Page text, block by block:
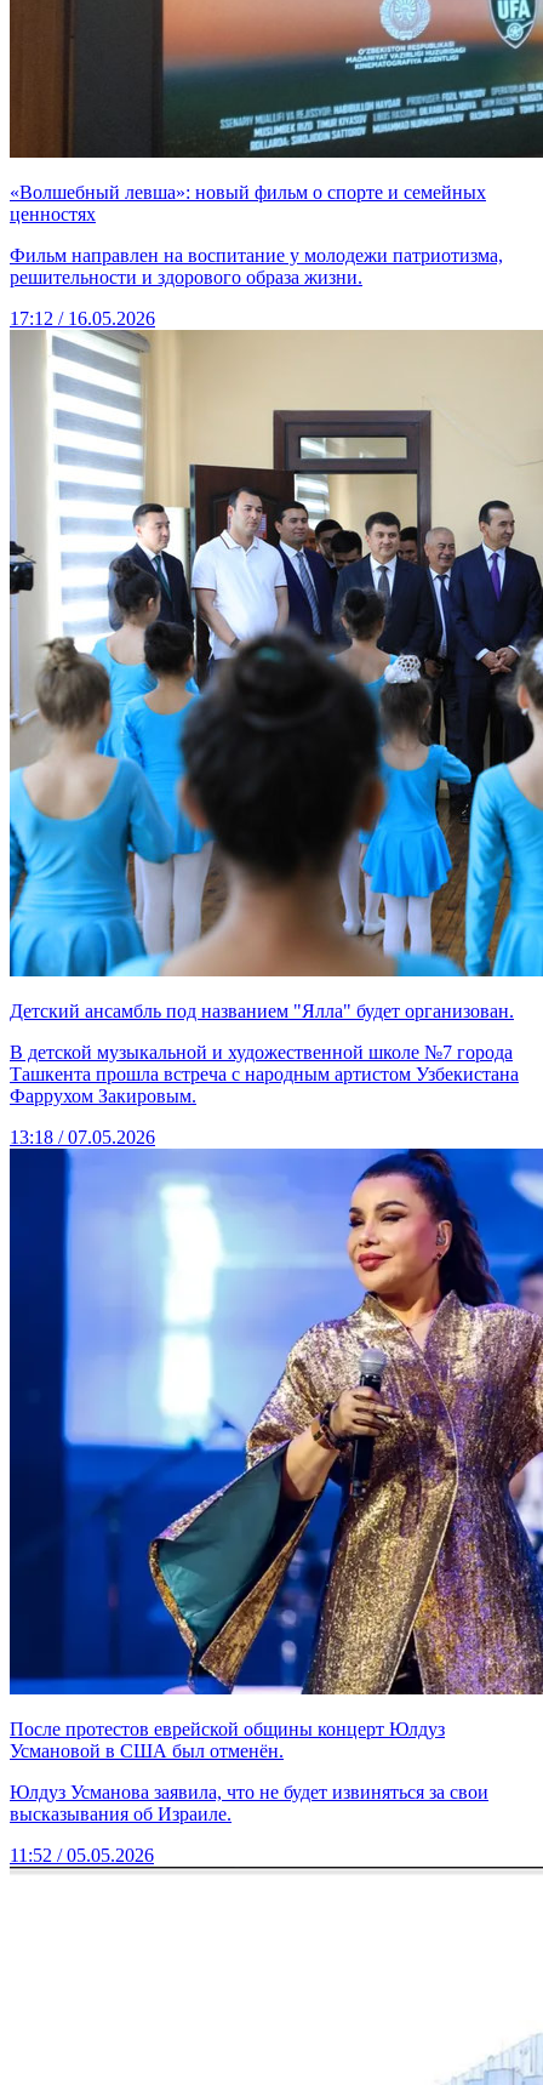
«Волшебный левша»: новый фильм о спорте и семейных
ценностях
Фильм направлен на воспитание у молодежи патриотизма,
решительности и здорового образа жизни.
17:12 / 16.05.2026
Детский ансамбль под названием "Ялла" будет организован.
В детской музыкальной и художественной школе №7 города
Ташкента прошла встреча с народным артистом Узбекистана
Фаррухом Закировым.
13:18 / 07.05.2026
После протестов еврейской общины концерт Юлдуз
Усмановой в США был отменён.
Юлдуз Усманова заявила, что не будет извиняться за свои
высказывания об Израиле.
11:52 / 05.05.2026